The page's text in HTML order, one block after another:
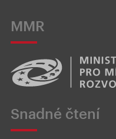
MMR
Snadné čtení